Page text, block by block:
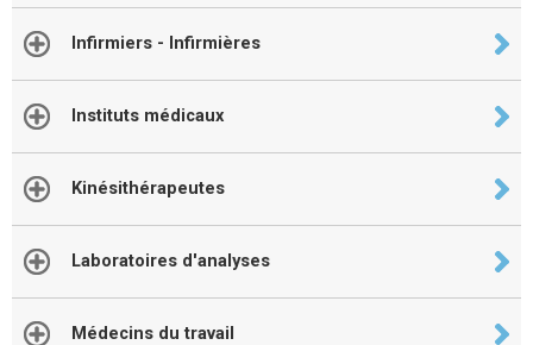
Infirmiers - Infirmières
Instituts médicaux
Kinésithérapeutes
Laboratoires d'analyses
Médecins du travail